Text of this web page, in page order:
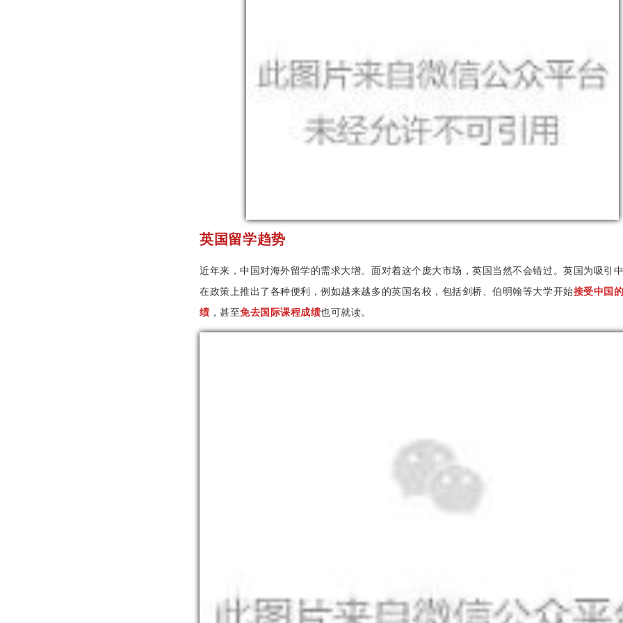
英国留学趋势
近年来，中国对海外留学的需求大增。面对着这个庞大市场，英国当然不会错过。英国为吸引
在政策上推出了各种便利，例如越来越多的英国名校，包括剑桥、伯明翰等大学开始接受中国
绩 ，甚至免去国际课程成绩也可就读。